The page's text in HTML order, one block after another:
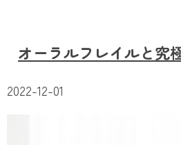
オーラルフレイルと究
2022-12-01